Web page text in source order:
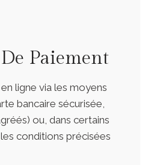
Paiement
ligne via les moyens
bancaire sécurisée,
ou, dans certains
conditions précisées